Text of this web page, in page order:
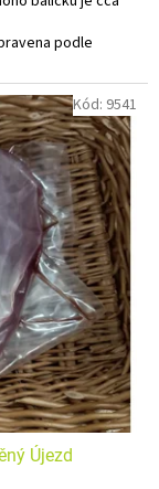
podle
Újezd
Kód: 9541